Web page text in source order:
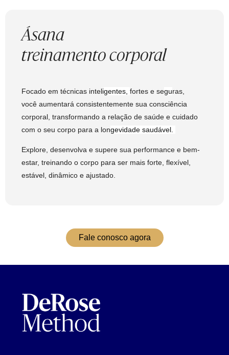
Ásana
treinamento corporal
Focado em técnicas inteligentes, fortes e seguras
você aumentará consistentemente sua consciência
corporal, transformando a relação de saúde e cuidado
com o seu corpo para a longevidade saudável.
Explore, desenvolva e supere sua performance e bem-
estar, treinando o corpo para ser mais forte, flexível,
estável, dinâmico e ajustado.
Fale conosco agora